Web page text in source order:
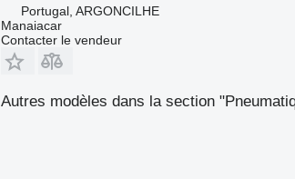
Portugal, ARGONCILHE
Manaiacar
Contacter le vendeur
Autres modèles dans la section